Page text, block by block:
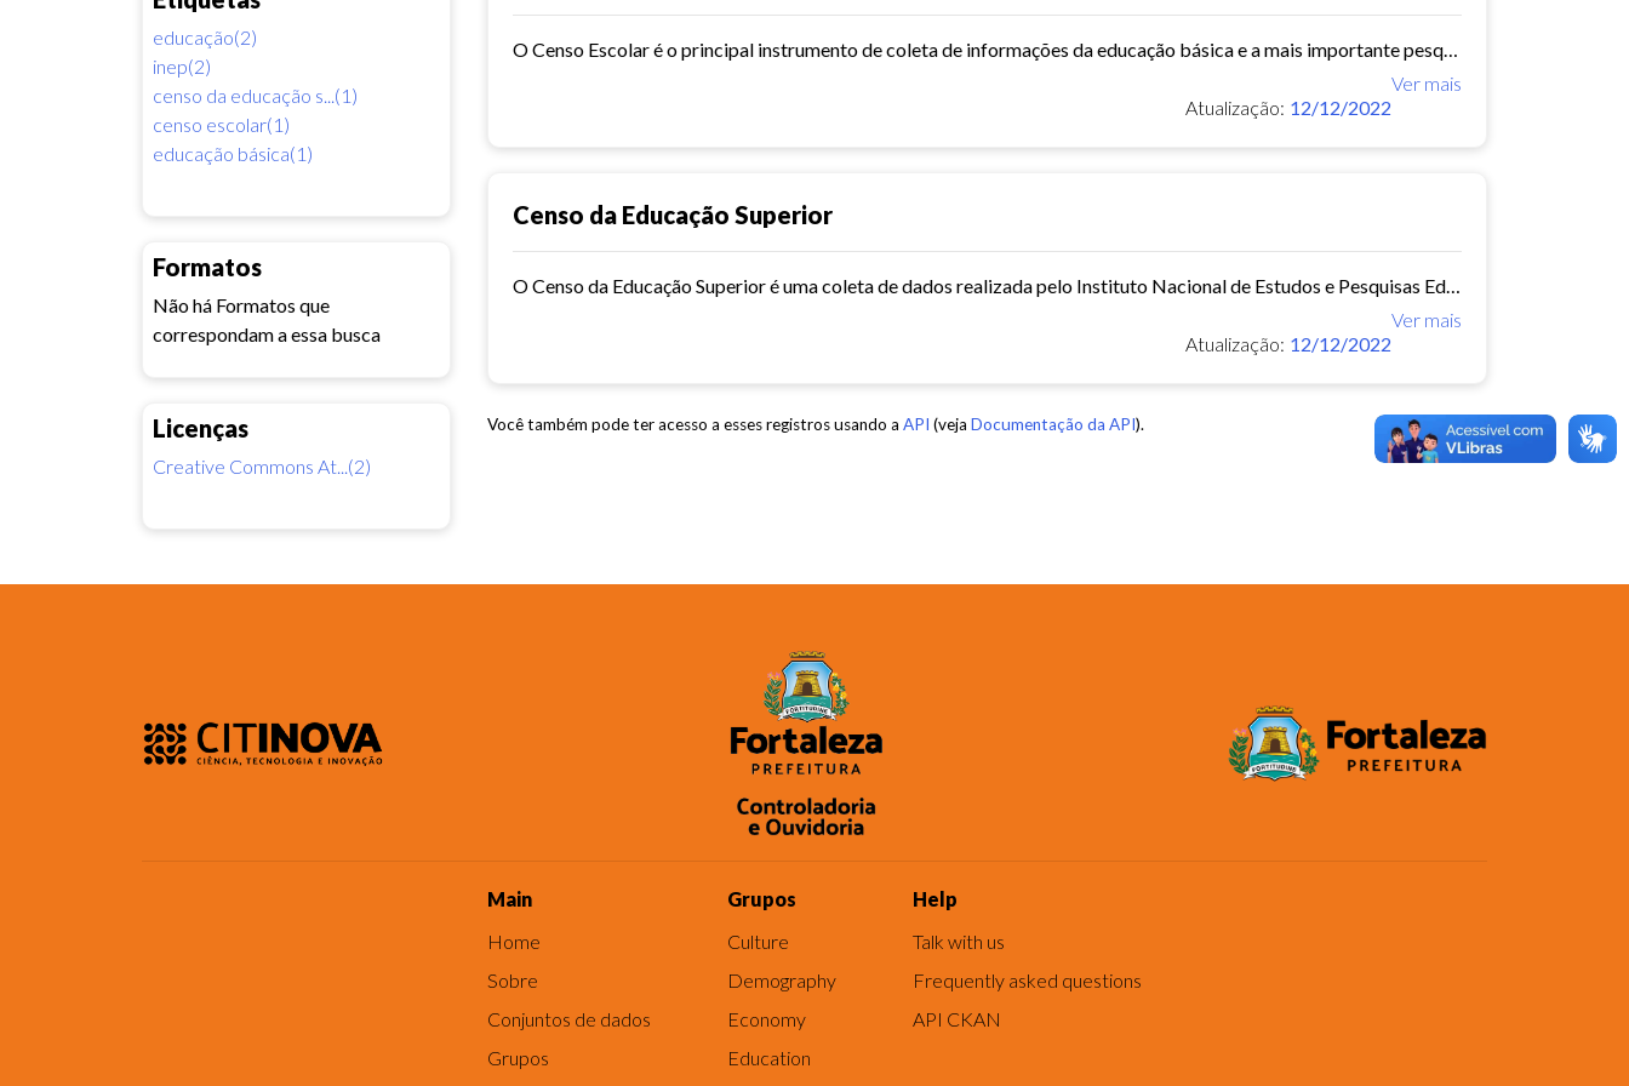
educação(2)
inep(2)
censo da educação s...(1)
censo escolar(1)
educação básica(1)
Formatos
Não há Formatos que
correspondam a essa busca
Licenças
Creative Commons At...(2)
O Censo Escolar é o principal instrumento de coleta de informações da educação básica e a mais importante pesquisa estatística educacional brasileira. É coordenado pelo Inep e...
Ver mais
Atualização: 12/12/2022
Censo da Educação Superior
O Censo da Educação Superior é uma coleta de dados realizada pelo Instituto Nacional de Estudos e Pesquisas Educacionais Anísio Teixeira – INEP. A coleta dos dados tem como...
Ver mais
Atualização: 12/12/2022
Você também pode ter acesso a esses registros usando a API (veja Documentação da API).
Main
Home
Sobre
Conjuntos de dados
Grupos
Grupos
Culture
Demography
Economy
Education
Help
Talk with us
Frequently asked questions
API CKAN